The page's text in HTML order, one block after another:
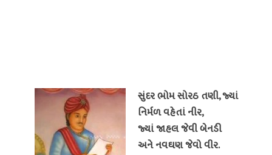
સુંદર ભોમ સોરઠ તણી, જ્યાં
નિર્મળ વહેતાં નીર,
જ્યાં જાહલ જેવી બેનડી
અને નવઘણ જેવો વીર.